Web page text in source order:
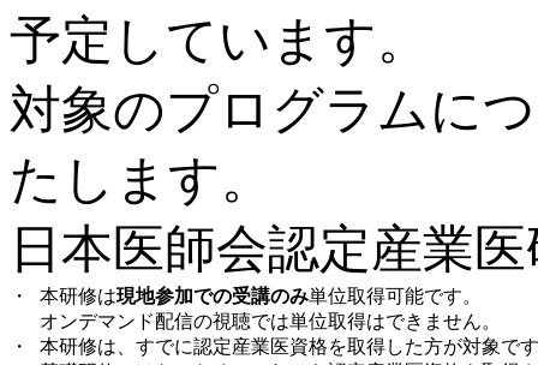
予定しています。
対象のプログラムに
たします。
日本医師会認定産業
・ 本研修は現地参加での受講のみ単位取得可能です。
オンデマンド配信の視聴では単位取得はできません。
・
本研修は、すでに認定産業医資格を取得した方が対象で